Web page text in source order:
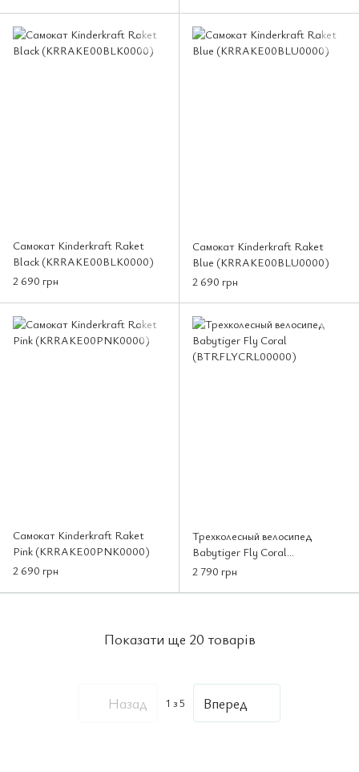
Самокат Kinderkraft Raket
Black (KRRAKE00BLK0000)
2 690 грн
Самокат Kinderkraft Raket
Blue (KRRAKE00BLU0000)
2 690 грн
Самокат Kinderkraft Raket
Pink (KRRAKE00PNK0000)
2 690 грн
Трехколесный велосипед
Babytiger Fly Coral
(BTRFLYCRL00000)
2 790 грн
Показати ще 20 товарів
Назад 1 з 5 Вперед